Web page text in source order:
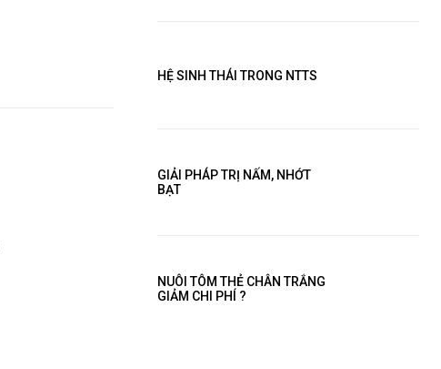
HỆ SINH THÁI TRONG NTTS
GIẢI PHÁP TRỊ NẤM, NHỚT
BẠT
NUÔI TÔM THẺ CHÂN TRẮNG
GIẢM CHI PHÍ ?